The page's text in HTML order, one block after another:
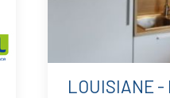
LOUISIANE - LOUISIANE TAOS D4